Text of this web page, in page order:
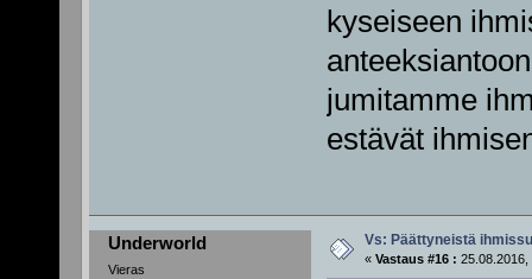
kyseiseen
jumitamme
estävät
Underworld
Vieras
Vs: Päättyneistä
« Vastaus #16 : 25.08.2016,